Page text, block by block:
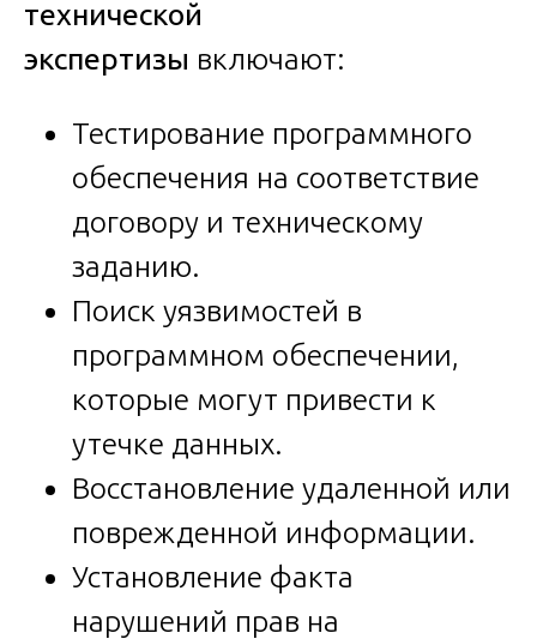
технической
экспертизы включают:
Тестирование программного
обеспечения на соответствие
договору и техническому
заданию.
Поиск уязвимостей в
программном обеспечении,
которые могут привести к
утечке данных.
Восстановление удаленной или
поврежденной информации.
Установление факта
нарушений прав на